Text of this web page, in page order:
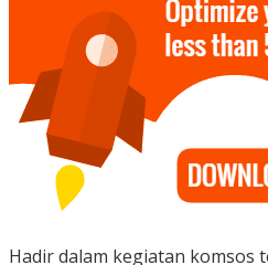
Hadir dalam kegiatan komsos